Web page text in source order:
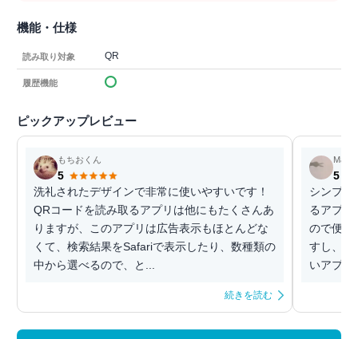
機能・仕様
読み取り対象 QR
履歴機能
ピックアップレビュー
もちおくん
5
洗礼されたデザインで非常に使いやすいです！
QRコードを読み取るアプリは他にもたくさんあ
りますが、このアプリは広告表示もほとんどな
くて、検索結果をSafariで表示したり、数種類の
中から選べるので、と...
続きを読む
Mary
5
シンプル
るアプリ
ので便利
すし、ア
いアプリ